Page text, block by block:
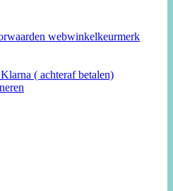
webwinkelkeurmerk
( achteraf betalen)